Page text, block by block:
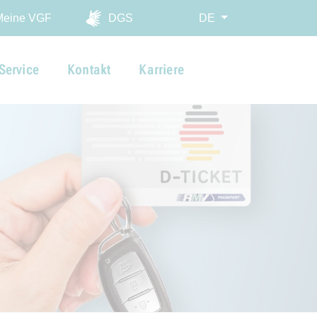
VGF DGS DE
Service Kontakt Karriere